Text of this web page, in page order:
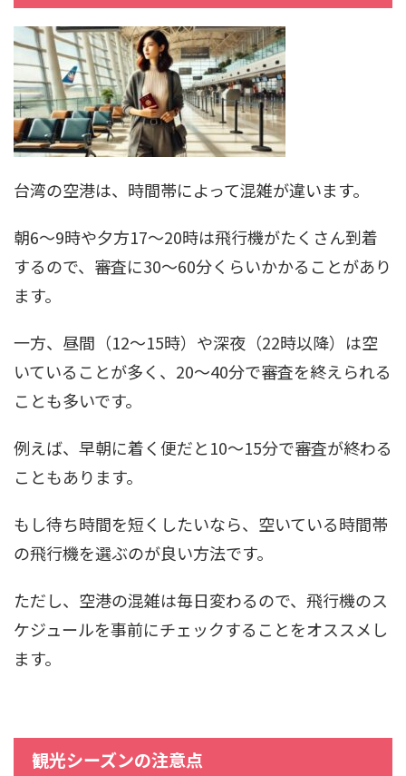
台湾の空港は、時間帯によって混雑が違います。
朝6～9時や夕方17～20時は飛行機がたくさん到着
するので、審査に30～60分くらいかかることがあり
ます。
一方、昼間（12～15時）や深夜（22時以降）は空
いていることが多く、20～40分で審査を終えられる
ことも多いです。
例えば、早朝に着く便だと10～15分で審査が終わる
こともあります。
もし待ち時間を短くしたいなら、空いている時間帯
の飛行機を選ぶのが良い方法です。
ただし、空港の混雑は毎日変わるので、飛行機のス
ケジュールを事前にチェックすることをオススメし
ます。
観光シーズンの注意点